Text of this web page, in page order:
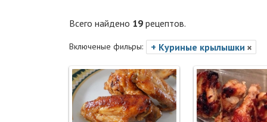
Всего найдено 19 рецептов.
Включеные фильры: + Куриные крылышки